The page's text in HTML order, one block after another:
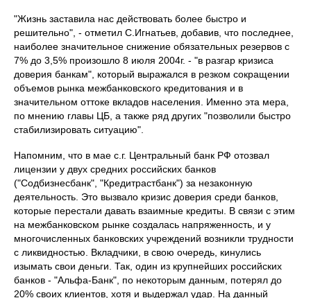
"Жизнь заставила нас действовать более быстро и
решительно", - отметил С.Игнатьев, добавив, что последнее,
наиболее значительное снижение обязательных резервов с
7% до 3,5% произошло 8 июля 2004г. - "в разгар кризиса
доверия банкам", который выражался в резком сокращении
объемов рынка межбанковского кредитования и в
значительном оттоке вкладов населения. Именно эта мера,
по мнению главы ЦБ, а также ряд других "позволили быстро
стабилизировать ситуацию".
Напомним, что в мае с.г. Центральный банк РФ отозвал
лицензии у двух средних российских банков
("Содбизнесбанк", "Кредитрастбанк") за незаконную
деятельность. Это вызвало кризис доверия среди банков,
которые перестали давать взаимные кредиты. В связи с этим
на межбанковском рынке создалась напряженность, и у
многочисленных банковских учреждений возникли трудности
с ликвидностью. Вкладчики, в свою очередь, кинулись
изымать свои деньги. Так, один из крупнейших российских
банков - "Альфа-Банк", по некоторым данным, потерял до
20% своих клиентов, хотя и выдержал удар. На данный